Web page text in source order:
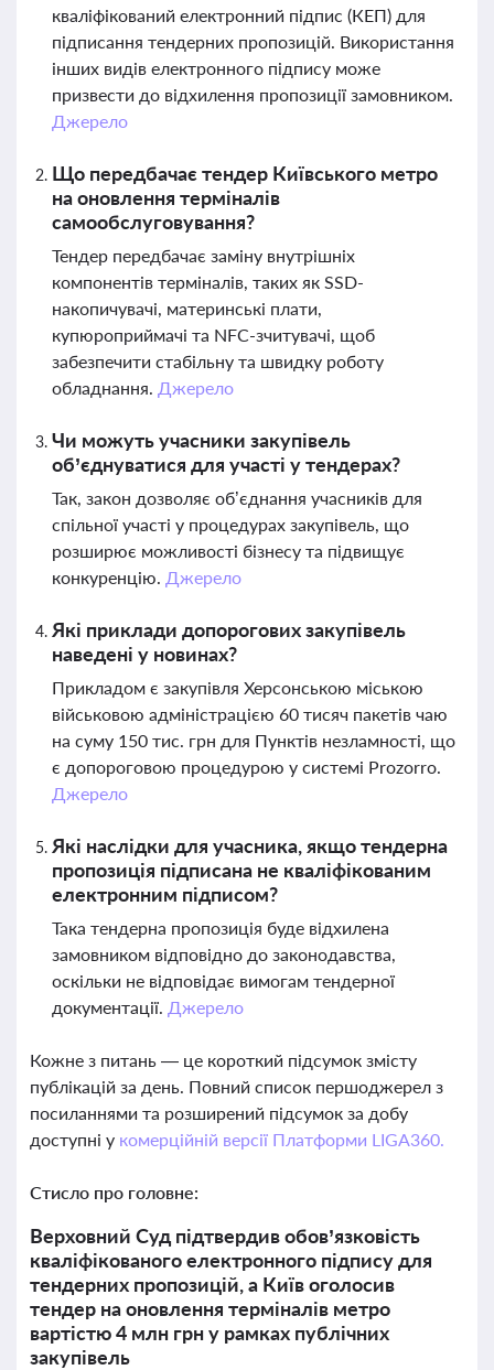
кваліфікований електронний підпис (КЕП) для
підписання тендерних пропозицій. Використання
інших видів електронного підпису може
призвести до відхилення пропозиції замовником.
Джерело
Що передбачає тендер Київського метро
на оновлення терміналів
самообслуговування?
Тендер передбачає заміну внутрішніх
компонентів терміналів, таких як SSD-
накопичувачі, материнські плати,
купюроприймачі та NFC-зчитувачі, щоб
забезпечити стабільну та швидку роботу
обладнання. Джерело
Чи можуть учасники закупівель
об’єднуватися для участі у тендерах?
Так, закон дозволяє об’єднання учасників для
спільної участі у процедурах закупівель, що
розширює можливості бізнесу та підвищує
конкуренцію. Джерело
Які приклади допорогових закупівель
наведені у новинах?
Прикладом є закупівля Херсонською міською
військовою адміністрацією 60 тисяч пакетів чаю
на суму 150 тис. грн для Пунктів незламності, що
є допороговою процедурою у системі Prozorro.
Джерело
Які наслідки для учасника, якщо тендерна
пропозиція підписана не кваліфікованим
електронним підписом?
Така тендерна пропозиція буде відхилена
замовником відповідно до законодавства,
оскільки не відповідає вимогам тендерної
документації. Джерело
Кожне з питань — це короткий підсумок змісту
публікацій за день. Повний список першоджерел з
посиланнями та розширений підсумок за добу
доступні у комерційній версії Платформи LIGA360.
Стисло про головне:
Верховний Суд підтвердив обов’язковість
кваліфікованого електронного підпису для
тендерних пропозицій, а Київ оголосив
тендер на оновлення терміналів метро
вартістю 4 млн грн у рамках публічних
закупівель